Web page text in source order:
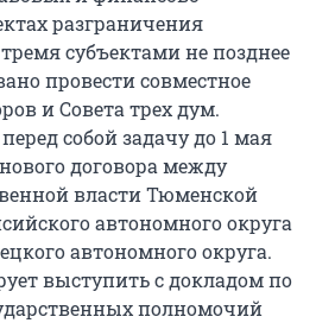
разграничения
субъектами не позднее
провести совместное
и Совета трех дум.
собой задачу до 1 мая
договора между
власти Тюменской
автономного округа
автономного округа.
выступить с докладом по
полномочий